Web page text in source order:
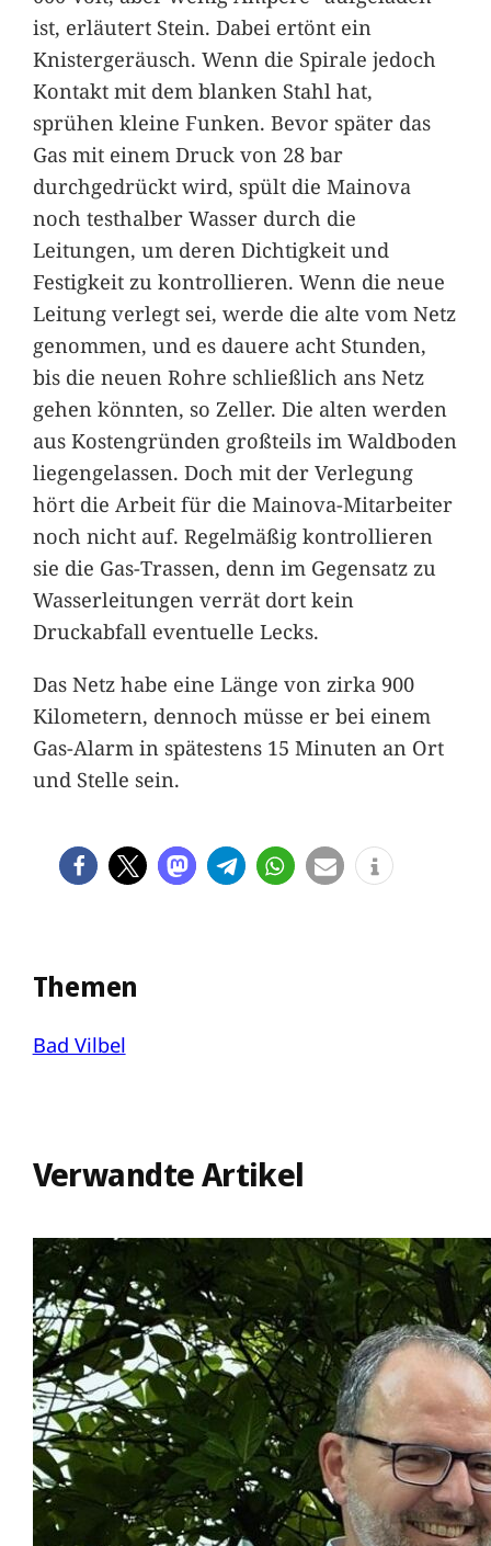
ist, erläutert Stein. Dabei ertönt ein
Knistergeräusch. Wenn die Spirale jedoch
Kontakt mit dem blanken Stahl hat,
sprühen kleine Funken. Bevor später das
Gas mit einem Druck von 28 bar
durchgedrückt wird, spült die Mainova
noch testhalber Wasser durch die
Leitungen, um deren Dichtigkeit und
Festigkeit zu kontrollieren. Wenn die neue
Leitung verlegt sei, werde die alte vom Netz
genommen, und es dauere acht Stunden,
bis die neuen Rohre schließlich ans Netz
gehen könnten, so Zeller. Die alten werden
aus Kostengründen großteils im Waldboden
liegengelassen. Doch mit der Verlegung
hört die Arbeit für die Mainova-Mitarbeiter
noch nicht auf. Regelmäßig kontrollieren
sie die Gas-Trassen, denn im Gegensatz zu
Wasserleitungen verrät dort kein
Druckabfall eventuelle Lecks.
Das Netz habe eine Länge von zirka 900
Kilometern, dennoch müsse er bei einem
Gas-Alarm in spätestens 15 Minuten an Ort
und Stelle sein.
Themen
Bad Vilbel
Verwandte Artikel